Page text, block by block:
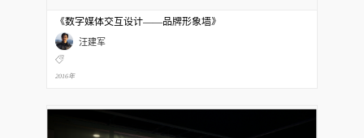
《数字媒体交互设计——品牌形象墙》
汪建军
2016年